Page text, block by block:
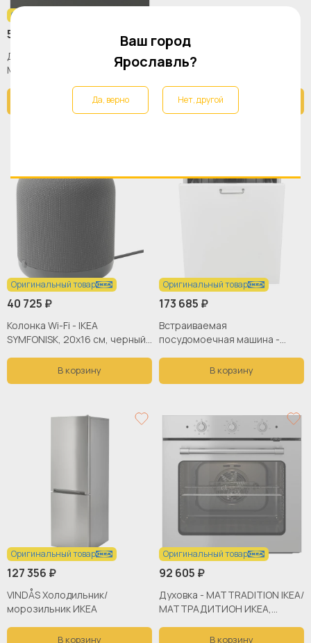
Оригинальный товар
57 857 ₽
Духовка - MATTRADITION IKEA/
МАТТРАДИТИОН ИКЕА,
59,5х59,5 см, черный
В корзину
MATTRADITION
Микроволновая печь ИКЕА
В корзину
Оригинальный товар
40 725 ₽
Колонка Wi-Fi - IKEA
SYMFONISK, 20х16 см, черный,
В корзину
Оригинальный товар
173 685 ₽
Встраиваемая
посудомоечная машина -
ИКЕА, 86,5х60 см, белый
В корзину
Оригинальный товар
127 356 ₽
VINDÅS Холодильник/
морозильник ИКЕА
В корзину
Оригинальный товар
92 605 ₽
Духовка - MATTRADITION IKEA/
МАТТРАДИТИОН ИКЕА,
В корзину
Ваш город
Ярославль?
Да, верно Нет, другой